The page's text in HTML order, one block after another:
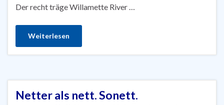
Der recht träge Willamette River …
Weiterlesen
Netter als nett. Sonett.